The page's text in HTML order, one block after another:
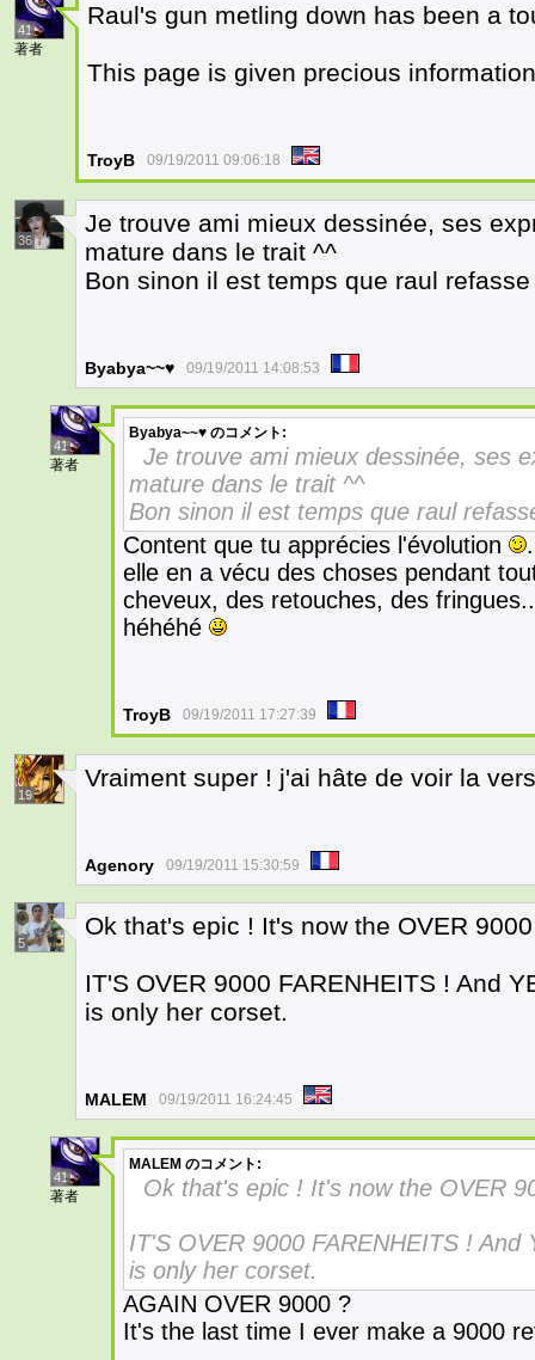
41
著者
Raul's gun metling down has been a
This page is given precious
TroyB 09/19/2011 09:06:18
36
Je trouve ami mieux dessinée, ses
mature dans le trait ^^
Bon sinon il est temps que raul
Byabya~~♥ 09/19/2011 14:08:53
41
著者
Byabya~~♥ のコメント:
Je trouve ami mieux dessinée, ses
mature dans le trait ^^
Bon sinon il est temps que raul
Content que tu apprécies l'évolution
elle en a vécu des choses pendant
cheveux, des retouches, des
héhéhé
TroyB 09/19/2011 17:27:39
19
Vraiment super ! j'ai hâte de voir la
Agenory 09/19/2011 15:30:59
5
Ok that's epic ! It's now the OVER
IT'S OVER 9000 FARENHEITS ! And
is only her corset.
MALEM 09/19/2011 16:24:45
41
著者
MALEM のコメント:
Ok that's epic ! It's now the OVER
IT'S OVER 9000 FARENHEITS !
is only her corset.
AGAIN OVER 9000 ?
It's the last time I ever make a 9000